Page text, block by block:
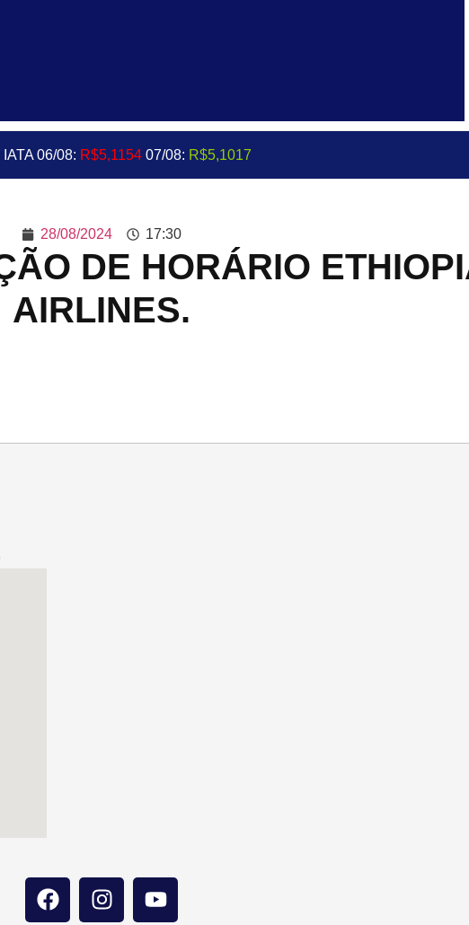
06/08: R$5,1154 07/08: R$5,1017
28/08/2024 17:30
DE HORÁRIO
AIRLINES.